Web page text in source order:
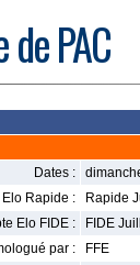
PAC
Dates :
Rapide :
Rapide
Elo FIDE :
FIDE
par :
FFE